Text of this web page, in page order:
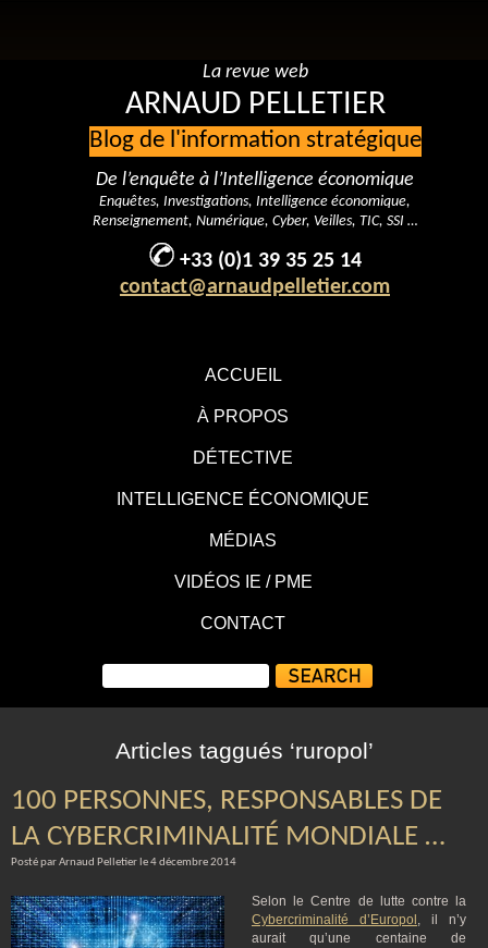
ACCUEIL
À PROPOS
DÉTECTIVE
INTELLIGENCE ÉCONOMIQUE
MÉDIAS
VIDÉOS IE / PME
CONTACT
La revue web
ARNAUD PELLETIER
Blog de l'information stratégique
De l’enquête à l’Intelligence économique
Enquêtes, Investigations, Intelligence économique,
Renseignement, Numérique, Cyber, Veilles, TIC, SSI …
+33 (0)1 39 35 25 14
contact@arnaudpelletier.com
Articles taggués ‘ruropol’
100 PERSONNES, RESPONSABLES DE
LA CYBERCRIMINALITÉ MONDIALE …
Posté par Arnaud Pelletier le 4 décembre 2014
Selon le Centre de lutte contre la
Cybercriminalité d’Europol , il n’y
aurait qu’une centaine de